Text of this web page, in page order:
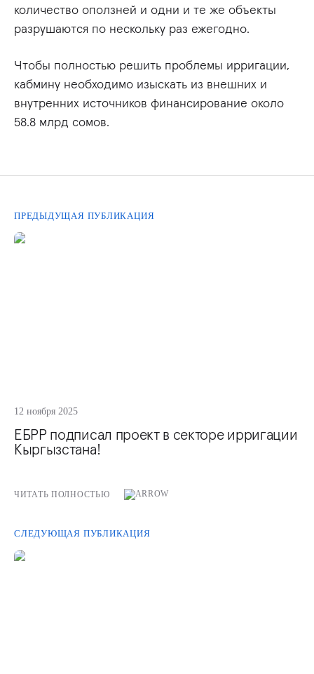
количество оползней и одни и те же объекты
разрушаются по нескольку раз ежегодно.
Чтобы полностью решить проблемы ирригации,
кабмину необходимо изыскать из внешних и
внутренних источников финансирование около
58.8 млрд сомов.
ПРЕДЫДУЩАЯ ПУБЛИКАЦИЯ
12 ноября 2025
ЕБРР подписал проект в секторе ирригации
Кыргызстана!
ЧИТАТЬ ПОЛНОСТЬЮ
СЛЕДУЮЩАЯ ПУБЛИКАЦИЯ